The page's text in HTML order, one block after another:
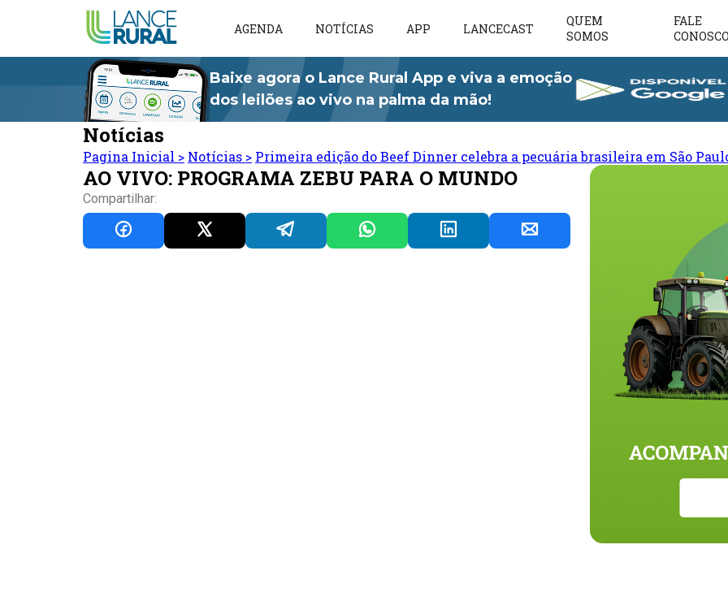
AGENDA NOTÍCIAS APP LANCECAST
QUEM
SOMOS
FALE
CONOSCO
Baixe agora o Lance Rural App e viva a emoção
dos leilões ao vivo na palma da mão!
Notícias
Pagina Inicial > Notícias > Primeira edição do Beef Dinner celebra a pecuária brasileira em São
AO VIVO: PROGRAMA ZEBU PARA O MUNDO
Compartilhar: